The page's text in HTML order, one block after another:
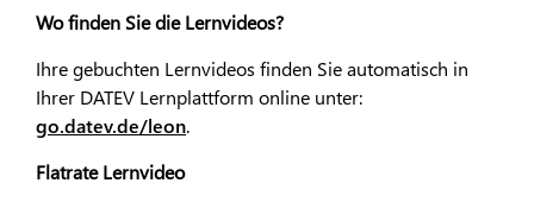
Wo finden Sie die Lernvideos?
Ihre gebuchten Lernvideos finden Sie automatisch in
Ihrer DATEV Lernplattform online unter:
go.datev.de/leon.
Flatrate Lernvideo